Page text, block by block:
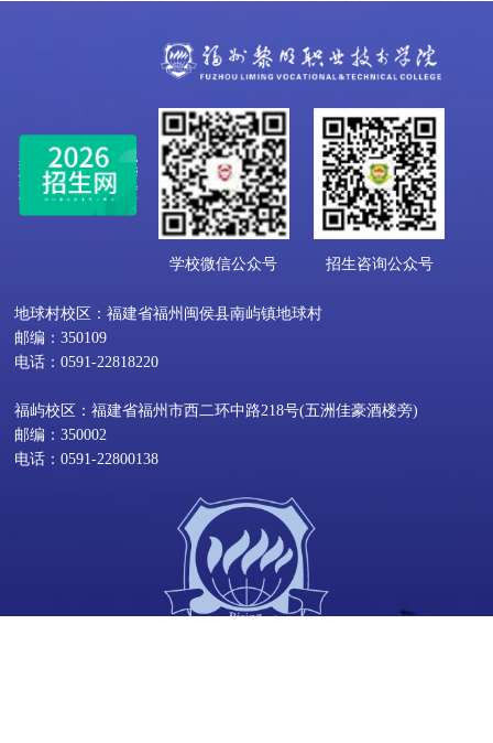
学校微信公众号 招生咨询公众号
地球村校区：福建省福州闽侯县南屿镇地球村
邮编：350109
电话：0591-22818220
福屿校区：福建省福州市西二环中路218号(五洲佳豪酒楼旁)
邮编：350002
电话：0591-22800138